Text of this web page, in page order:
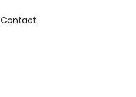
Contact